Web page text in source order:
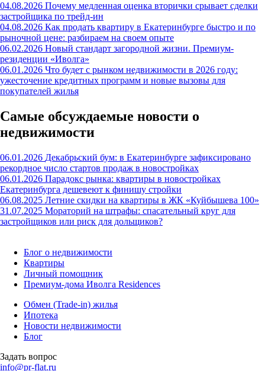
04.08.2026 Почему медленная оценка вторички срывает сделки
застройщика по трейд-ин
04.08.2026 Как продать квартиру в Екатеринбурге быстро и по
рыночной цене: разбираем на своем опыте
06.02.2026 Новый стандарт загородной жизни. Премиум-
резиденции «Иволга»
06.01.2026 Что будет с рынком недвижимости в 2026 году:
ужесточение кредитных программ и новые вызовы для
покупателей жилья
Самые обсуждаемые новости о
недвижимости
06.01.2026 Декабрьский бум: в Екатеринбурге зафиксировано
рекордное число стартов продаж в новостройках
06.01.2026 Парадокс рынка: квартиры в новостройках
Екатеринбурга дешевеют к финишу стройки
06.08.2025 Летние скидки на квартиры в ЖК «Куйбышева 100»
31.07.2025 Мораторий на штрафы: спасательный круг для
застройщиков или риск для дольщиков?
Блог о недвижимости
Квартиры
Личный помощник
Премиум-дома Иволга Residences
Обмен (Trade-in) жилья
Ипотека
Новости недвижимости
Блог
Задать вопрос
info@pr-flat.ru